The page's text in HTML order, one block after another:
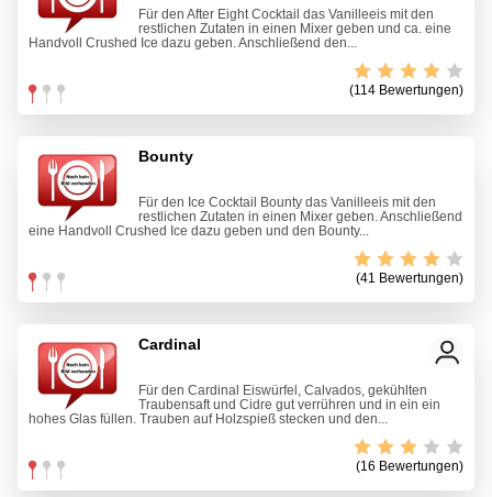
Für den After Eight Cocktail das Vanilleeis mit den
restlichen Zutaten in einen Mixer geben und ca. eine
Handvoll Crushed Ice dazu geben. Anschließend den...
(114 Bewertungen)
Bounty
Für den Ice Cocktail Bounty das Vanilleeis mit den
restlichen Zutaten in einen Mixer geben. Anschließend
eine Handvoll Crushed Ice dazu geben und den Bounty...
(41 Bewertungen)
Cardinal
Für den Cardinal Eiswürfel, Calvados, gekühlten
Traubensaft und Cidre gut verrühren und in ein ein
hohes Glas füllen. Trauben auf Holzspieß stecken und den...
(16 Bewertungen)